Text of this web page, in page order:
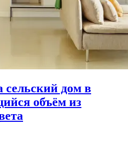
сельский дом в
объём из